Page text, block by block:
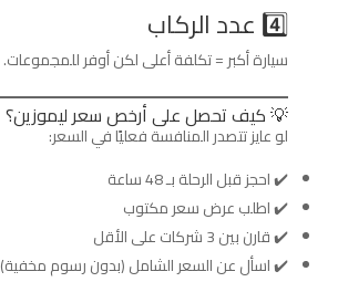
4️⃣ عدد الركاب
سيارة أكبر = تكلفة أعلى لكن أوفر للمجموعات.
💡 كيف تحصل على أرخص سعر ليموزين؟
لو عايز تتصدر المنافسة فعليًا في السعر:
✔️ احجز قبل الرحلة بـ 48 ساعة
✔️ اطلب عرض سعر مكتوب
✔️ قارن بين 3 شركات على الأقل
✔️ اسأل عن السعر الشامل (بدون رسوم مخفية)